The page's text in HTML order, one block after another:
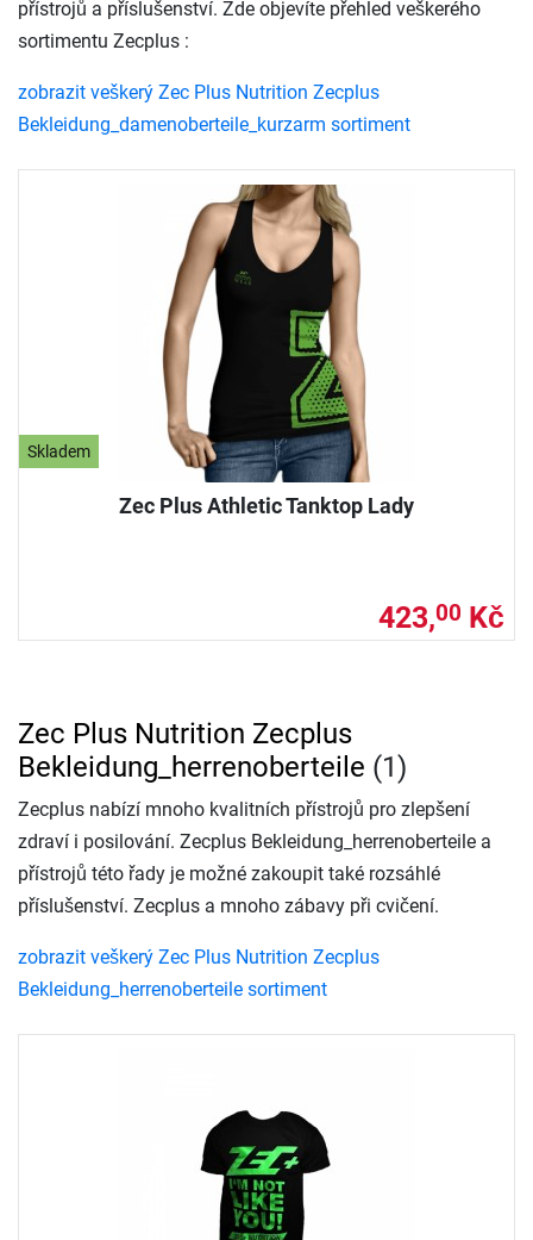
Skladem
Zec Plus Athletic Tanktop Lady
423,00 Kč
přístrojů a příslušenství. Zde objevíte přehled veškerého
sortimentu Zecplus :
zobrazit veškerý Zec Plus Nutrition Zecplus
Bekleidung_damenoberteile_kurzarm sortiment
Zec Plus Nutrition Zecplus
Bekleidung_herrenoberteile (1)
Zecplus nabízí mnoho kvalitních přístrojů pro zlepšení
zdraví i posilování. Zecplus Bekleidung_herrenoberteile a
přístrojů této řady je možné zakoupit také rozsáhlé
příslušenství. Zecplus a mnoho zábavy při cvičení.
zobrazit veškerý Zec Plus Nutrition Zecplus
Bekleidung_herrenoberteile sortiment